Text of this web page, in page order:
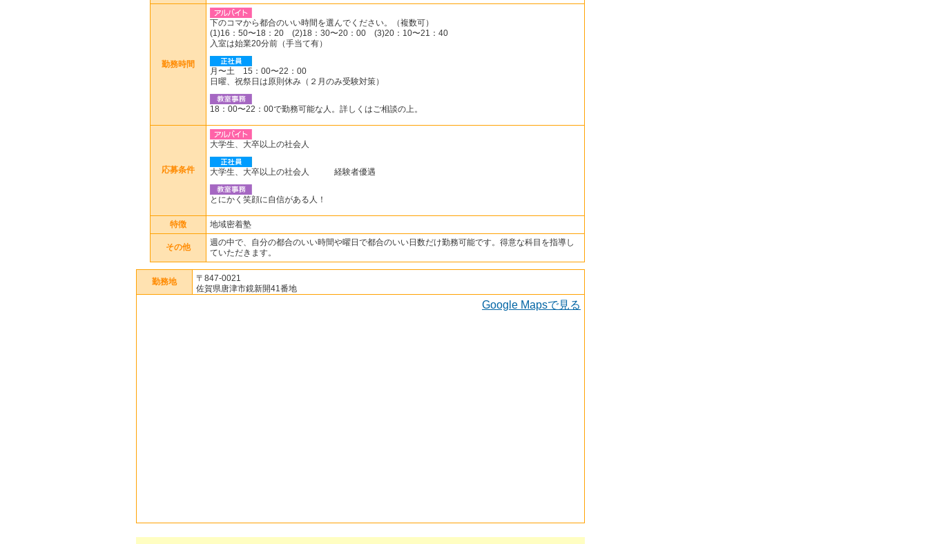
勤務時間
下のコマから都合のいい時間を選んでください。（複数可）
(1)16：50〜18：20 (2)18：30〜20：00 (3)20：10〜21：40
入室は始業20分前（手当て有）
月〜土 15：00〜22：00
日曜、祝祭日は原則休み（２月のみ受験対策）
18：00〜22：00で勤務可能な人。詳しくはご相談の上。
応募条件
大学生、大卒以上の社会人
大学生、大卒以上の社会人 経験者優遇
とにかく笑顔に自信がある人！
特徴 地域密着塾
その他
週の中で、自分の都合のいい時間や曜日で都合のいい日数だけ勤務可能です。得意な科目を指導し
ていただきます。
勤務地
〒847-0021
佐賀県唐津市鏡新開41番地
Google Mapsで見る